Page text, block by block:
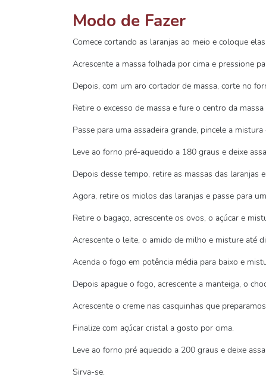
Modo de Fazer
Comece cortando as laranjas ao meio e coloque
Acrescente a massa folhada por cima e pressione
Depois, com um aro cortador de massa, corte no
Retire o excesso de massa e fure o centro da
Passe para uma assadeira grande, pincele a
Leve ao forno pré-aquecido a 180 graus e deixe
Depois desse tempo, retire as massas das laranjas
Agora, retire os miolos das laranjas e passe para
Retire o bagaço, acrescente os ovos, o açúcar e
Acrescente o leite, o amido de milho e misture até
Acenda o fogo em potência média para baixo e
Depois apague o fogo, acrescente a manteiga, o
Acrescente o creme nas casquinhas que
Finalize com açúcar cristal a gosto por cima.
Leve ao forno pré aquecido a 200 graus e deixe
Sirva-se.